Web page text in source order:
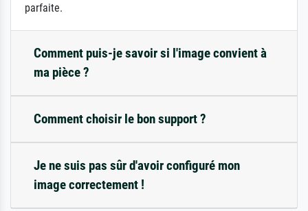
parfaite.
Comment puis-je savoir si l'image convient à
ma pièce ?
Comment choisir le bon support ?
Je ne suis pas sûr d'avoir configuré mon
image correctement !